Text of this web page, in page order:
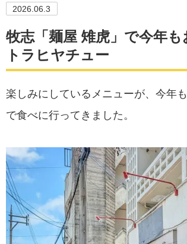
2026.06.3
牧志「麺屋 雉虎」で今年
トラヒヤチュー
楽しみにしているメニューが、今年
で食べに行ってきました。